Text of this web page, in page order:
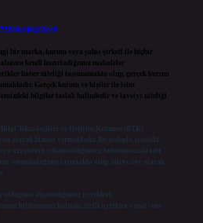
bir marka, kurum veya şahıs şirketi ile hiçbir
kendi hazırladığımız makaleler
haber niteliği taşımamakta olup, gerçek kurum
Gerçek kurum ve kişiler ile isim
bilgiler taslak halindedir ve tavsiye niteliği
Bilgi Teknolojileri ve İletişim Kurumu (BTK)
olarak hizmet vermektedir. Bu nedenle, sitedeki
araştırma yükümlülüğümüz bulunmamaktadır.
sorumluluğunu taşımakta olup, siteye üye olarak
olduğunu düşündüğünüz içerikleri,
bildirmeniz halinde, ilgili içerikler yasal süre